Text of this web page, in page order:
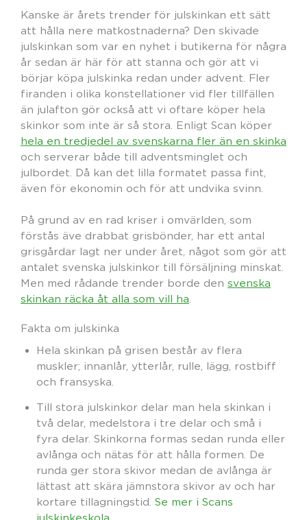
Kanske är årets trender för julskinkan ett sätt
att hålla nere matkostnaderna? Den skivade
julskinkan som var en nyhet i butikerna för några
år sedan är här för att stanna och gör att vi
börjar köpa julskinka redan under advent. Fler
firanden i olika konstellationer vid fler tillfällen
än julafton gör också att vi oftare köper hela
skinkor som inte är så stora. Enligt Scan köper
hela en tredjedel av svenskarna fler än en skinka
och serverar både till adventsminglet och
julbordet. Då kan det lilla formatet passa fint,
även för ekonomin och för att undvika svinn.
På grund av en rad kriser i omvärlden, som
förstås äve drabbat grisbönder, har ett antal
grisgårdar lagt ner under året, något som gör att
antalet svenska julskinkor till försäljning minskat.
Men med rådande trender borde den svenska
skinkan räcka åt alla som vill ha
Fakta om julskinka
Hela skinkan på grisen består av flera
muskler; innanlår, ytterlår, rulle, lägg, rostbiff
och fransyska.
Till stora julskinkor delar man hela skinkan i
två delar, medelstora i tre delar och små i
fyra delar. Skinkorna formas sedan runda eller
avlånga och nätas för att hålla formen. De
runda ger stora skivor medan de avlånga är
lättast att skära jämnstora skivor av och har
kortare tillagningstid.Se mer i Scans